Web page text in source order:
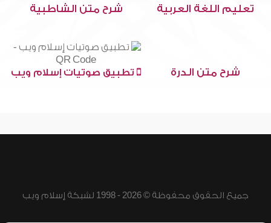
تعليم اللغة العربية شرح متن الشاطبية
شرح متن الدرة تطبيق صوتيات إسلام ويب
جميع الحقوق محفوظة © 2026 - 1998 لشبكة إسلام ويب